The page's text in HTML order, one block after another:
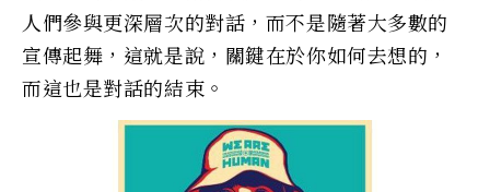
人們參與更深層次的對話，而不是隨著大多數的
宣傳起舞，這就是說，關鍵在於你如何去想的，
而這也是對話的結束。